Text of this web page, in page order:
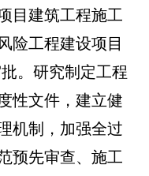
目建筑工程施工
险工程建设项目
。研究制定工程
性文件，建立健
机制，加强全过
预先审查、施工